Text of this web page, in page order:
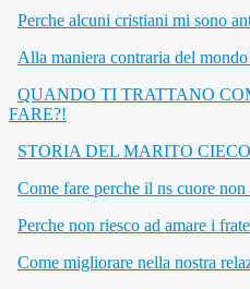
Perche alcuni cristiani mi sono
Alla maniera contraria del
QUANDO TI TRATTANO
FARE?!
STORIA DEL MARITO CIECO
Come fare perche il ns cuore non
Perche non riesco ad amare i
Come migliorare nella nostra